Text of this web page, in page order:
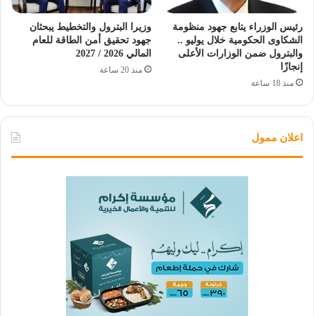
رئيس الوزراء يتابع جهود منظومة
الشكاوى الحكومية خلال يوليو ..
والبترول ضمن الوزارات الأعلى
إنجازًا
منذ 18 ساعة
وزيرا البترول والتخطيط يبحثان
جهود تحقيق أمن الطاقة للعام
المالي 2026 / 2027
منذ 20 ساعة
اعلان ممول